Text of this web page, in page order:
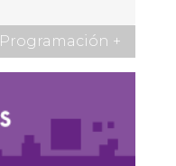
Programación +